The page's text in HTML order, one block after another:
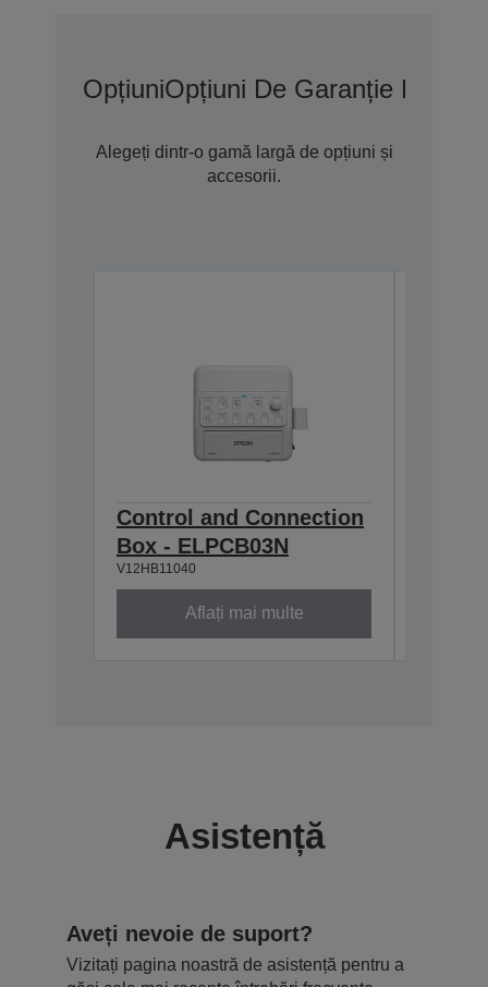
OpțiuniOpțiuni De Garanție
Alegeți dintr-o gamă largă de opțiuni și
accesorii.
Control and Connection
Box - ELPCB03N
V12HB11040
Aflați mai multe
Asistență
Aveți nevoie de suport?
Vizitați pagina noastră de asistență pentru a